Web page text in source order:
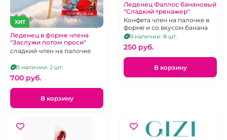
ХИТ
Леденец в форме члена
"Заслужи потом проси"
сладкий член на палочке
В наличии: 2 шт.
700 pуб.
В корзину
Леденец Фаллос банановый
"Сладкий тренажер"
Конфета член на палочке в
форме и со вкусом банана
В наличии: 8 шт.
250 pуб.
В корзину